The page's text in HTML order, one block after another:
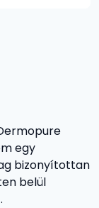
egy
bizonyítottan
belül